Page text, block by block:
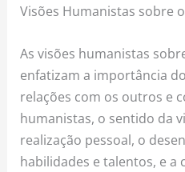
Visões Humanistas sobre
As visões humanistas
enfatizam a importância
relações com os outros e
humanistas, o sentido da
realização pessoal, o
habilidades e talentos, e